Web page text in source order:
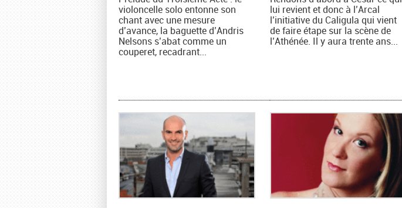
violoncelle solo entonne son
chant avec une mesure
d’avance, la baguette d’Andris
Nelsons s’abat comme un
couperet, recadrant...
lui revient et donc à l’Arcal
l’initiative du Caligula qui vient
de faire étape sur la scène de
l’Athénée. Il y aura trente ans...